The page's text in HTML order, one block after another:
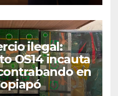
ilegal:
OS14 incauta
en